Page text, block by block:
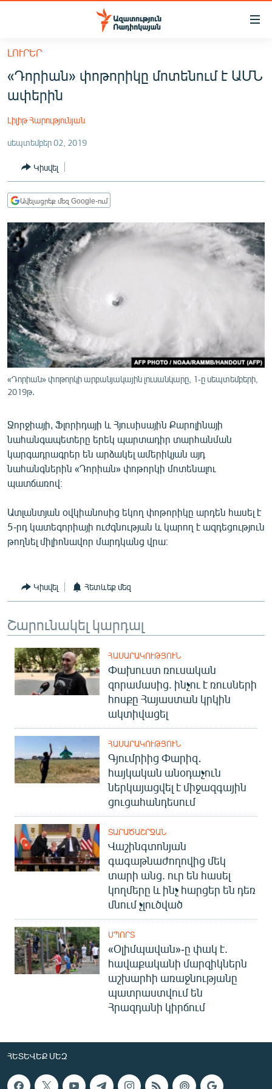
Մատչելիության
հիմնական
բովանդակությանը
Անցնել
հիմնական
մենյուին
ՀԱՅԱՍՏԱՆ
ՔԱՂԱՔԱԿԱՆ
ԸՆՏՐՈՒԹՅՈՒՆՆԵՐ 2026
ԻՐԱՎՈՒՆՔ
ՀԱՍԱՐԱԿՈՒԹՅՈՒՆ
ՏՆՏԵՍՈՒԹՅՈՒՆ
ՊԱՏԵՐԱԶՄԻ 6 ՇԱԲԱԹՆԵՐԸ
ՏԱՐԱԾԱՇՐՋԱՆ
ՄԻՋԱԶԳԱՅԻՆ
ՄՇԱԿՈՒՅԹ
ՍՊՈՐՏ
ՄԵԿՆԱԲԱՆՈՒԹՅՈՒՆ
ՏՏ ԵՒ ԻՆՏԵՐՆԵՏ
ԿՈՐՈՆԱՎԻՐՈՒՍ
ՏԵՍԱՆՅՈՒԹԵՐ
ԲԱՆԱՎԵՃ
ՁԳՏԵԼՈՎ ԼԱՎԱԳՈՒՅՆԻՆ
Հայերեն
«Ազատության» բոլոր կայքերը
ԼՈՒՐԵՐ
«Դորիան» փոթորիկը մոտենում է ԱՄՆ
ափերին
Լիլիթ Հարությունյան
սեպտեմբեր 02, 2019
Կիսվել
Ավելացրեք մեզ Google-ում
«Դորիան» փոթորկի արբանյակային լուսանկարը, 1-ը սեպտեմբերի,
2019թ․
Ջորջիայի, Ֆլորիդայի և Հյուսիսային Քարոլինայի
նահանգապետերը երեկ պարտադիր տարհանման
կարգադրագրեր են արձակել ամերիկյան այդ
նահանգներին «Դորիան» փոթորկի մոտենալու
պատճառով։
Ատլանտյան օվկիանոսից եկող փոթորիկը արդեն հասել է
5-րդ կատեգորիայի ուժգնության և կարող է ազդեցություն
թողնել միլիոնավոր մարդկանց վրա։
Կիսվել Հետևեք մեզ
Շարունակել կարդալ
ՀԱՍԱՐԱԿՈՒԹՅՈՒՆ
Փախուստ ռուսական
զորամասից. ինչու է ռուսների
հոսքը Հայաստան կրկին
ակտիվացել
ՀԱՍԱՐԱԿՈՒԹՅՈՒՆ
Գյումրիից Փարիզ․
հայկական անօդաչուն
ներկայացվել է միջազգային
ցուցահանդեսում
ՏԱՐԱԾԱՇՐՋԱՆ
Վաշինգտոնյան
գագաթնաժողովից մեկ
տարի անց. ուր են հասել
կողմերը և ինչ հարցեր են դեռ
մնում չլուծված
ՍՊՈՐՏ
«Օլիմպավան»-ը փակ է.
հավաքականի մարզիկներն
աշխարհի առաջնությանը
պատրաստվում են
Հրազդանի կիրճում
ՀԵՏԵՎԵՔ ՄԵԶ